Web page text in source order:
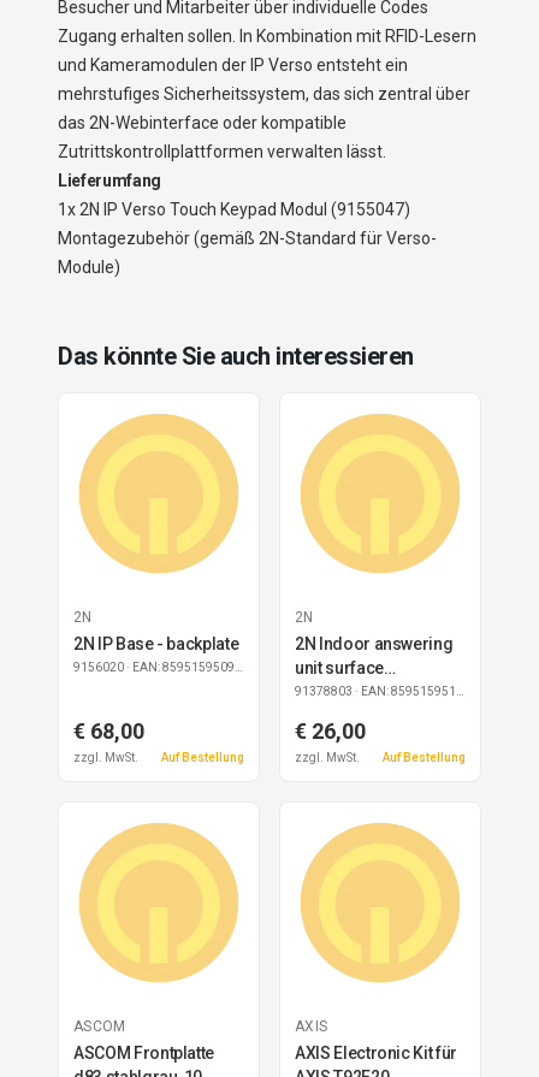
Besucher und Mitarbeiter über individuelle Codes
Zugang erhalten sollen. In Kombination mit RFID-Lesern
und Kameramodulen der IP Verso entsteht ein
mehrstufiges Sicherheitssystem, das sich zentral über
das 2N-Webinterface oder kompatible
Zutrittskontrollplattformen verwalten lässt.
Lieferumfang
1x 2N IP Verso Touch Keypad Modul (9155047)
Montagezubehör (gemäß 2N-Standard für Verso-
Module)
Das könnte Sie auch interessieren
2N
2N IP Base - backplate
9156020 · EAN: 8595159509259
€ 68,00
zzgl. MwSt. Auf Bestellung
2N
2N Indoor answering
unit surface
installation box
91378803 · EAN: 8595159517483
€ 26,00
zzgl. MwSt. Auf Bestellung
ASCOM
ASCOM Frontplatte
AXIS
AXIS Electronic Kit für